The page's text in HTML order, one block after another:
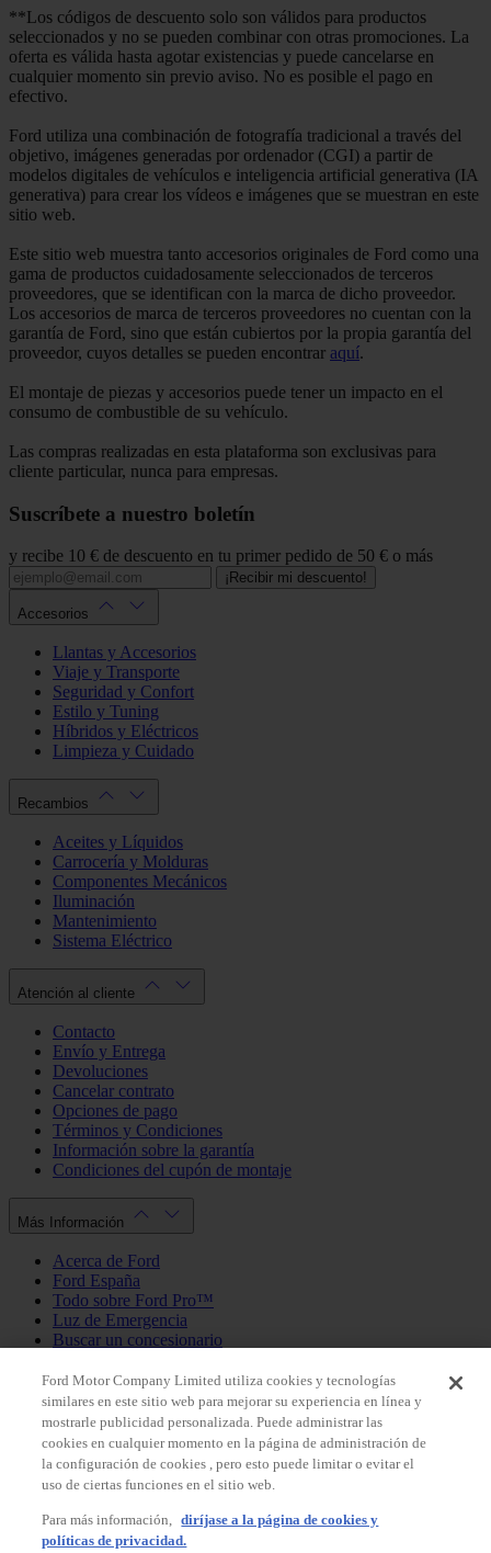
**Los códigos de descuento solo son válidos para productos
seleccionados y no se pueden combinar con otras promociones. La
oferta es válida hasta agotar existencias y puede cancelarse en
cualquier momento sin previo aviso. No es posible el pago en
efectivo.
Ford utiliza una combinación de fotografía tradicional a través del
objetivo, imágenes generadas por ordenador (CGI) a partir de
modelos digitales de vehículos e inteligencia artificial generativa (IA
generativa) para crear los vídeos e imágenes que se muestran en este
sitio web.
Este sitio web muestra tanto accesorios originales de Ford como una
gama de productos cuidadosamente seleccionados de terceros
proveedores, que se identifican con la marca de dicho proveedor.
Los accesorios de marca de terceros proveedores no cuentan con la
garantía de Ford, sino que están cubiertos por la propia garantía del
proveedor, cuyos detalles se pueden encontrar aquí.
El montaje de piezas y accesorios puede tener un impacto en el
consumo de combustible de su vehículo.
Las compras realizadas en esta plataforma son exclusivas para
cliente particular, nunca para empresas.
Suscríbete a nuestro boletín
y recibe 10 € de descuento en tu primer pedido de 50 € o más
¡Recibir mi descuento!
Accesorios
Llantas y Accesorios
Viaje y Transporte
Seguridad y Confort
Estilo y Tuning
Híbridos y Eléctricos
Limpieza y Cuidado
Recambios
Aceites y Líquidos
Carrocería y Molduras
Componentes Mecánicos
Iluminación
Mantenimiento
Sistema Eléctrico
Atención al cliente
Contacto
Envío y Entrega
Devoluciones
Cancelar contrato
Opciones de pago
Términos y Condiciones
Información sobre la garantía
Condiciones del cupón de montaje
Más Información
Acerca de Ford
Ford España
Todo sobre Ford Pro™
Luz de Emergencia
Buscar un concesionario
Política de privacidad
Mi Cuenta
Iniciar sesión / Registrarse
Mis pedidos
País
Ford Motor Company Limited utiliza cookies y tecnologías
similares en este sitio web para mejorar su experiencia en línea y
mostrarle publicidad personalizada. Puede administrar las
cookies en cualquier momento en la página de administración de
la configuración de cookies , pero esto puede limitar o evitar el
uso de ciertas funciones en el sitio web.
Para más información, diríjase a la página de cookies y
políticas de privacidad.